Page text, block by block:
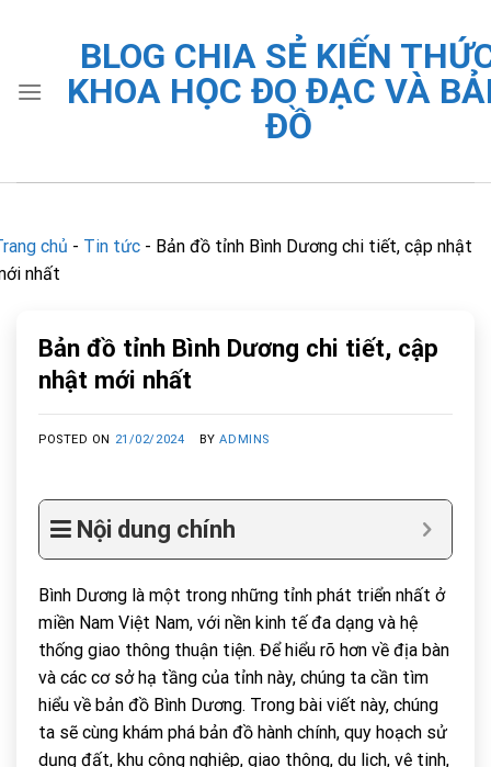
BLOG CHIA SẺ KIẾN
KHOA HỌC ĐO ĐẠC VÀ
ĐỒ
chủ - Tin tức - Bản đồ tỉnh Bình Dương chi tiết, cập nhật
nhất
Bản đồ tỉnh Bình Dương chi tiết, cập
nhật mới nhất
POSTED ON 21/02/2024 BYADMINS
Nội dung chính
Bình Dương là một trong những tỉnh phát triển nhất ở
miền Nam Việt Nam, với nền kinh tế đa dạng và hệ
thống giao thông thuận tiện. Để hiểu rõ hơn về địa bàn
và các cơ sở hạ tầng của tỉnh này, chúng ta cần tìm
hiểu về bản đồ Bình Dương. Trong bài viết này, chúng
ta sẽ cùng khám phá bản đồ hành chính, quy hoạch sử
dụng đất, khu công nghiệp, giao thông, du lịch, vệ tinh,